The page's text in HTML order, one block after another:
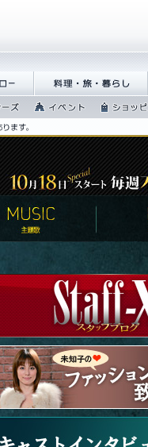
繝ｭ繝 譁咏炊繝ｻ譌��證ｮ繧峨
繝ｼ 繧､繝吶Φ繝�
繧ｰ